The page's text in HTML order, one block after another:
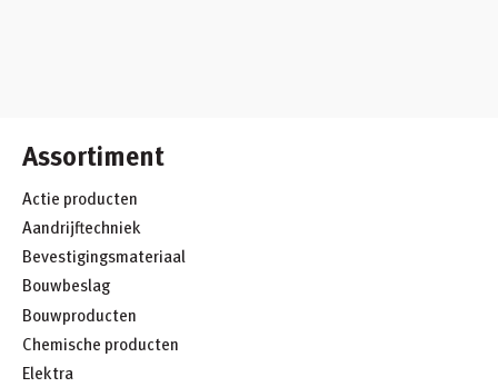
Assortiment
Actie producten
Aandrijftechniek
Bevestigingsmateriaal
Bouwbeslag
Bouwproducten
Chemische producten
Elektra